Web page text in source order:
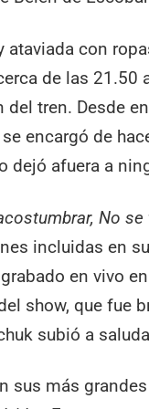
ataviada con
de las
tren. Desde
encargó de
dejó afuera a
No se
incluidas en
grabado en vivo
show, que fue
subió a
sus más